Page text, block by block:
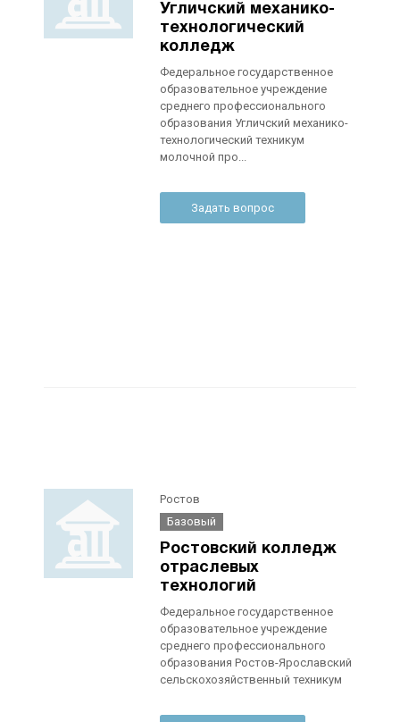
Угличский механико-
технологический
колледж
Федеральное государственное
образовательное учреждение
среднего профессионального
образования Угличский механико-
технологический техникум
молочной про...
Задать вопрос
Ростов
Базовый
Ростовский колледж
отраслевых
технологий
Федеральное государственное
образовательное учреждение
среднего профессионального
образования Ростов-Ярославский
сельскохозяйственный техникум